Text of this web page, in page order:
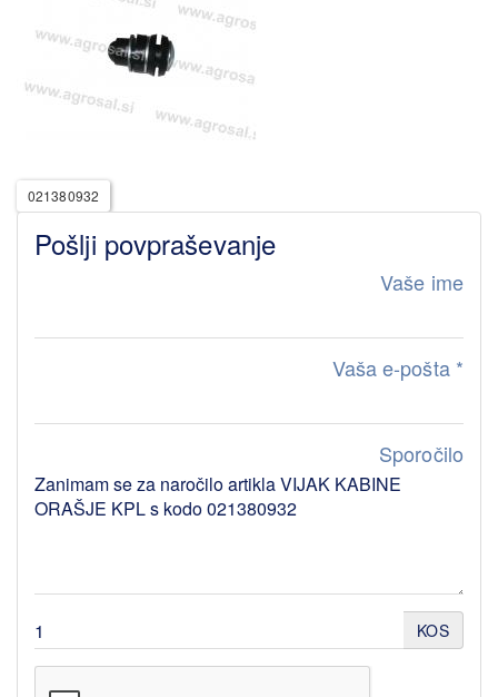
021380932
Pošlji povpraševanje
Vaše ime
Vaša e-pošta *
Sporočilo
KOS